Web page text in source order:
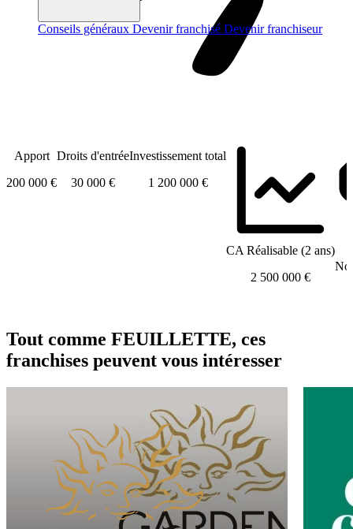
Conseils généraux Devenir franchisé Devenir franchiseur
Apport
200 000 €
Droits d'entrée
30 000 €
Investissement total
1 200 000 €
CA Réalisable (2 ans)
2 500 000 €
Tout comme FEUILLETTE, ces
franchises peuvent vous intéresser